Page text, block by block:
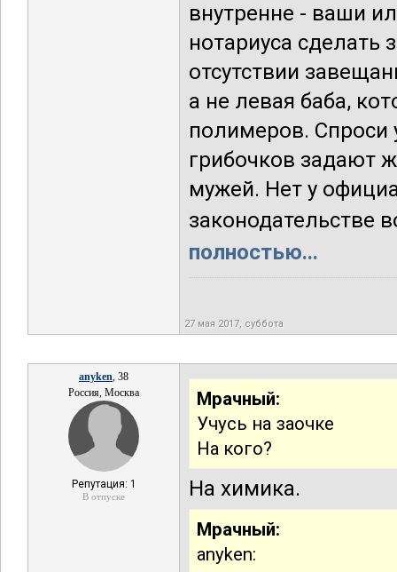
внутренне - ваши
нотариуса
отсутствии
а не левая баба,
полимеров. Спроси
грибочков задают
мужей. Нет у
законодательстве
полностью...
27 мая 2017, суббота
anyken, 38
Россия, Москва
Репутация: 1
В отпуске
Мрачный:
Учусь на заочке
На кого?
На химика.
Мрачный:
anyken: